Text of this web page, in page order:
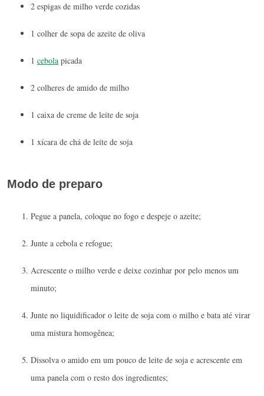
2 espigas de milho verde cozidas
1 colher de sopa de azeite de oliva
1 cebola picada
2 colheres de amido de milho
1 caixa de creme de leite de soja
1 xícara de chá de leite de soja
Modo de preparo
Pegue a panela, coloque no fogo e despeje o azeite;
Junte a cebola e refogue;
Acrescente o milho verde e deixe cozinhar por pelo menos um
minuto;
Junte no liquidificador o leite de soja com o milho e bata até virar
uma mistura homogênea;
Dissolva o amido em um pouco de leite de soja e acrescente em
uma panela com o resto dos ingredientes;